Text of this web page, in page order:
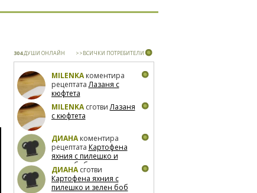
304ДУШИ ОНЛАЙН >>ВСИЧКИ ПОТРЕБИТЕЛИ
MILENKAкоментира
рецептатаЛазаня с
кюфтета
MILENKAсготвиЛазаня
с кюфтета
ДИАНАкоментира
рецептата Картофена
яхния с пилешко и
зелен боб
ДИАНАсготви
Картофена яхния с
пилешко и зелен боб